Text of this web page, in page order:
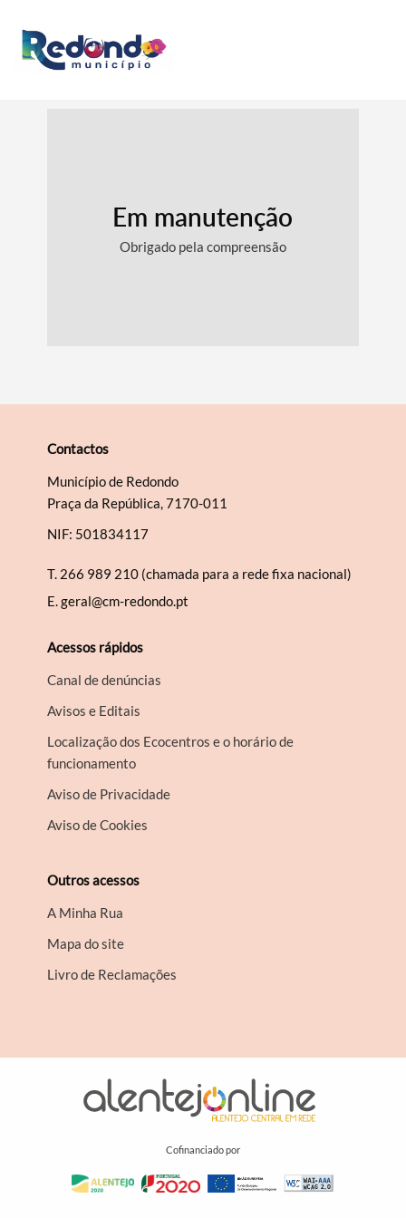
Termo de Pesquisa
Categorias gerais
Filtros
Em manutenção
Obrigado pela compreensão
Contactos
Município de Redondo
Praça da República, 7170-011
NIF: 501834117
T. 266 989 210 (chamada para a rede fixa nacional)
E.geral@cm-redondo.pt
Acessos rápidos
Canal de denúncias
Avisos e Editais
Localização dos Ecocentros e o horário de
funcionamento
Aviso de Privacidade
Aviso de Cookies
Outros acessos
A Minha Rua
Mapa do site
Livro de Reclamações
Cofinanciado por